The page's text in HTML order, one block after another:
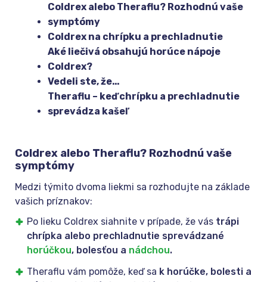
Coldrex alebo Theraflu? Rozhodnú vaše
symptómy
Coldrex na chrípku a prechladnutie
Aké liečivá obsahujú horúce nápoje
Coldrex?
Vedeli ste, že…
Theraflu – keď chrípku a prechladnutie
sprevádza kašeľ
Coldrex alebo Theraflu? Rozhodnú vaše
symptómy
Medzi týmito dvoma liekmi sa rozhodujte na základe
vašich príznakov:
Po lieku Coldrex siahnite v prípade, že vás trápi
chrípka alebo prechladnutie sprevádzané
horúčkou, bolesťou a nádchou.
Theraflu vám pomôže, keď sa k horúčke, bolesti a